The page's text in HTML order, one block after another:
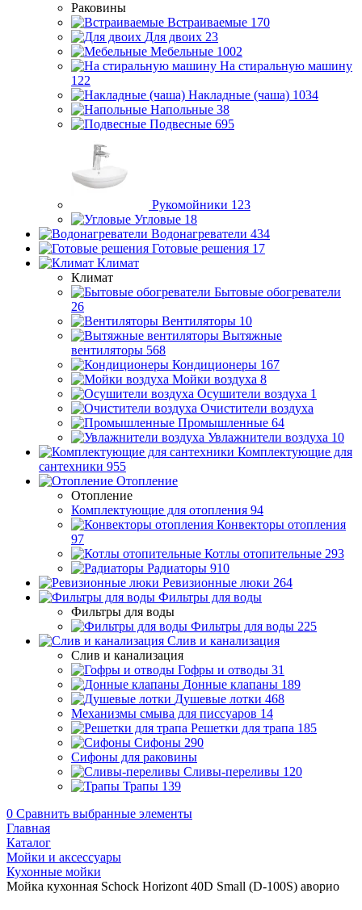
Раковины
Встраиваемые 170
Для двоих 23
Мебельные 1002
На стиральную машину
122
Накладные (чаша) 1034
Напольные 38
Подвесные 695
Рукомойники 123
Угловые 18
Водонагреватели 434
Готовые решения 17
Климат
Климат
Бытовые обогреватели
26
Вентиляторы 10
Вытяжные
вентиляторы 568
Кондиционеры 167
Мойки воздуха 8
Осушители воздуха 1
Очистители воздуха
Промышленные 64
Увлажнители воздуха 10
Комплектующие для
сантехники 955
Отопление
Отопление
Комплектующие для отопления 94
Конвекторы отопления
97
Котлы отопительные 293
Радиаторы 910
Ревизионные люки 264
Фильтры для воды
Фильтры для воды
Фильтры для воды 225
Слив и канализация
Слив и канализация
Гофры и отводы 31
Донные клапаны 189
Душевые лотки 468
Механизмы смыва для писсуаров 14
Решетки для трапа 185
Сифоны 290
Сифоны для раковины
Сливы-переливы 120
Трапы 139
0 Сравнить выбранные элементы
Главная
Каталог
Мойки и аксессуары
Кухонные мойки
Мойка кухонная Schock Horizont 40D Small (D-100S) аворио